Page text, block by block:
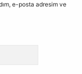
e-posta adresim ve